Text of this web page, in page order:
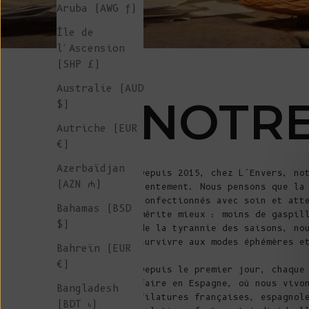
Aruba (AWG ƒ)
Île de
l'Ascension
(SHP £)
Australie (AUD
$)
Autriche (EUR
€)
Azerbaïdjan
(AZN ₼)
Bahamas (BSD
$)
Bahreïn (EUR
€)
Bangladesh
(BDT ৳)
Depuis 2015, chez
lentement. Nous pensons
confectionnés avec soin et
mérite mieux : moins de
de la tyrannie des saisons,
survivre aux modes éphémères
Depuis le premier jour,
faire en Espagne, où nous
filatures françaises,